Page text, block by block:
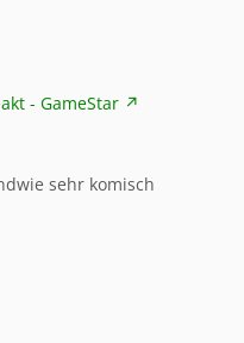
- GameStar
sehr komisch